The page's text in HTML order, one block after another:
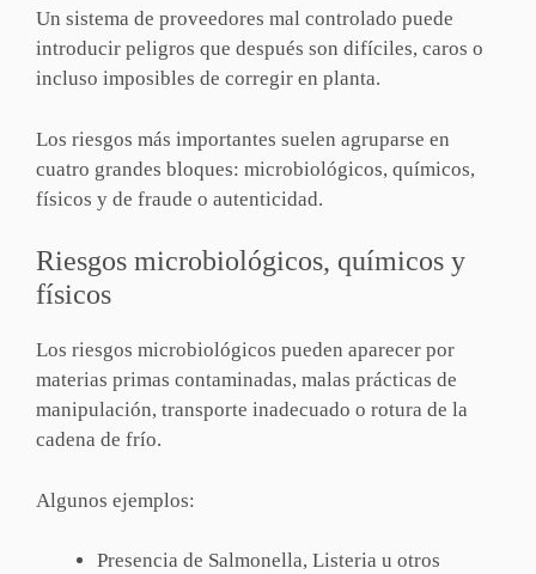
Un sistema de proveedores mal controlado puede
introducir peligros que después son difíciles, caros o
incluso imposibles de corregir en planta.
Los riesgos más importantes suelen agruparse en
cuatro grandes bloques: microbiológicos, químicos,
físicos y de fraude o autenticidad.
Riesgos microbiológicos, químicos y
físicos
Los riesgos microbiológicos pueden aparecer por
materias primas contaminadas, malas prácticas de
manipulación, transporte inadecuado o rotura de la
cadena de frío.
Algunos ejemplos:
Presencia de Salmonella, Listeria u otros